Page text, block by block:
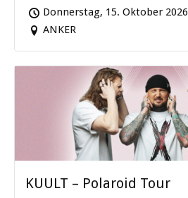
Donnerstag, 15. Oktober 2026
ANKER
KUULT – Polaroid Tour